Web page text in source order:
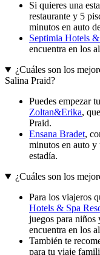
Si quieres una
restaurante y 5
minutos en auto
Septimia Hotels
encuentra en los
¿Cuáles son los
Salina Praid?
Puedes empezar
Zoltan&Erika,
Praid.
Ensana Bradet,
minutos en auto y
estadía.
¿Cuáles son los
Para los viajeros
Hotels & Spa
juegos para niños
encuentra en los
También te
para tu viaje